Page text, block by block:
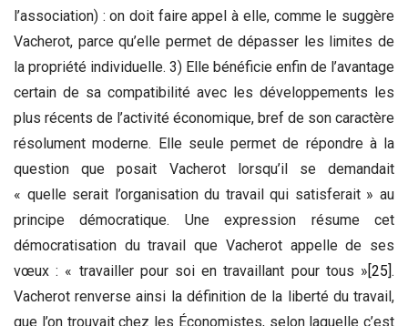
l’association) : on doit faire appel à elle, comme le suggère
Vacherot, parce qu’elle permet de dépasser les limites de
la propriété individuelle. 3) Elle bénéficie enfin de l’avantage
certain de sa compatibilité avec les développements les
plus récents de l’activité économique, bref de son caractère
résolument moderne. Elle seule permet de répondre à la
question que posait Vacherot lorsqu’il se demandait
« quelle serait l’organisation du travail qui satisferait » au
principe démocratique. Une expression résume cet
démocratisation du travail que Vacherot appelle de ses
vœux : « travailler pour soi en travaillant pour tous »[25].
Vacherot renverse ainsi la définition de la liberté du travail,
que l’on trouvait chez les Économistes, selon laquelle c’est